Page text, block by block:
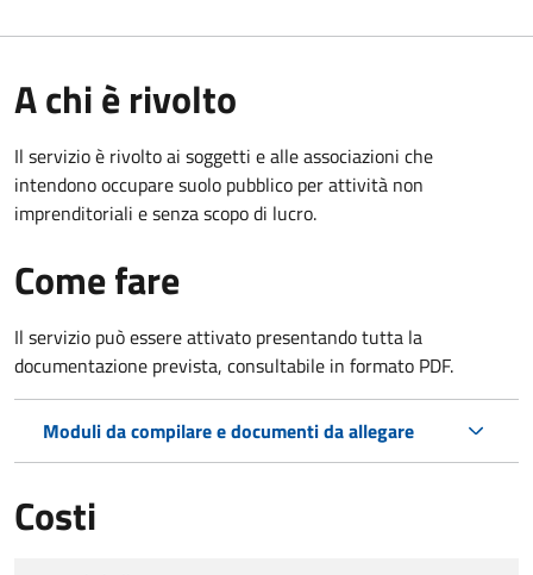
A chi è rivolto
Il servizio è rivolto ai soggetti e alle associazioni che
intendono occupare suolo pubblico per attività non
imprenditoriali e senza scopo di lucro.
Come fare
Il servizio può essere attivato presentando tutta la
documentazione prevista, consultabile in formato PDF.
Moduli da compilare e documenti da allegare
Costi